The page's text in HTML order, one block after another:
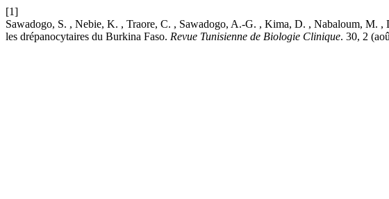
[1]
Sawadogo, S. , Nebie, K. , Traore, C. , Sawadogo, A.-G. , Kima, D. , Nabaloum, M.
les drépanocytaires du Burkina Faso. Revue Tunisienne de Biologie Clinique. 30, 2